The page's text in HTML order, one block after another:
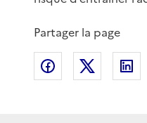
Partager la page
Partager sur